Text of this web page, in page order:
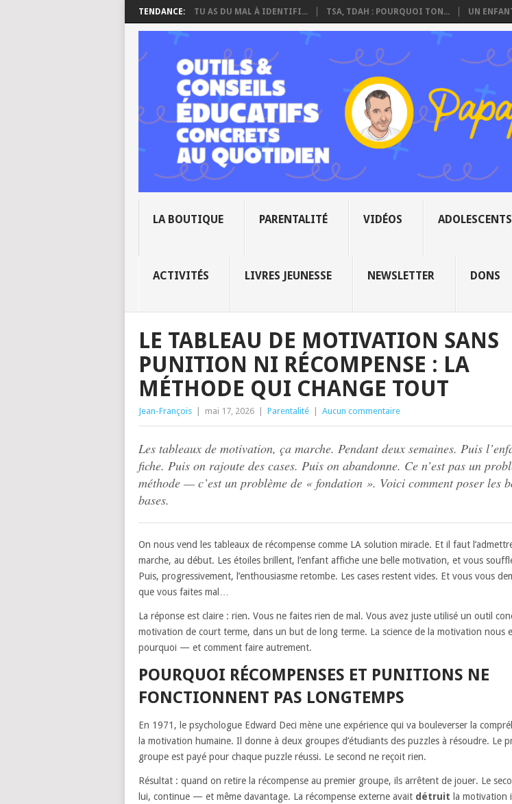
TENDANCE: TU AS DU MAL À IDENTIFI... TSA, TDAH : POURQUOI TON... UN
LA BOUTIQUE PARENTALITÉ VIDÉOS ADOLESCENTS
ACTIVITÉS LIVRES JEUNESSE NEWSLETTER DONS
LE TABLEAU DE MOTIVATION SANS
PUNITION NI RÉCOMPENSE : LA
MÉTHODE QUI CHANGE TOUT
Jean-François mai 17, 2026 Parentalité Aucun commentaire
Les tableaux de motivation, ça marche. Pendant deux semaines. Puis
fiche. Puis on rajoute des cases. Puis on abandonne. Ce n’est pas un
méthode — c’est un problème de « fondation ». Voici comment poser les
bases.
On nous vend les tableaux de récompense comme LA solution miracle. Et il faut
marche, au début. Les étoiles brillent, l’enfant affiche une belle motivation, et vous
Puis, progressivement, l’enthousiasme retombe. Les cases restent vides. Et vous vous
que vous faites mal…
La réponse est claire : rien. Vous ne faites rien de mal. Vous avez juste utilisé un outil
motivation de court terme, dans un but de long terme. La science de la motivation nous
pourquoi — et comment faire autrement.
POURQUOI RÉCOMPENSES ET PUNITIONS NE
FONCTIONNENT PAS LONGTEMPS
En 1971, le psychologue Edward Deci mène une expérience qui va bouleverser la
la motivation humaine. Il donne à deux groupes d’étudiants des puzzles à résoudre. Le
groupe est payé pour chaque puzzle réussi. Le second ne reçoit rien.
Résultat : quand on retire la récompense au premier groupe, ils arrêtent de jouer. Le
lui, continue — et même davantage. La récompense externe avait détruit la motivation